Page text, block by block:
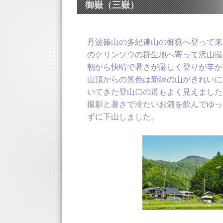
御嶽（三嶽）
丹波篠山の多紀連山の御嶽へ登って
のクリンソウの群生地へ寄って沢山
朝から快晴で暑さが厳しく登りが辛
山頂からの景色は新緑の山がきれい
いてきた登山口の道もよく見えまし
撮影と暑さで冷たいお酒を飲んでゆ
ずに下山しました。